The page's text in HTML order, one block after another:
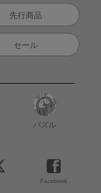
先行商品
セール
パズル
Facebook